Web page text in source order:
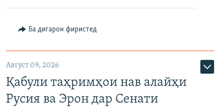
Ба дигарон фиристед
Август 09, 2026
Қабули таҳримҳои нав алайҳи
Русия ва Эрон дар Сенати